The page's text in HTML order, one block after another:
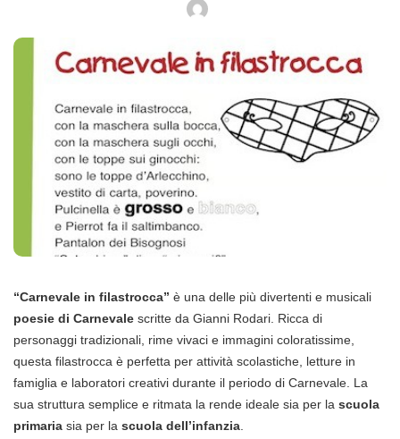
“Carnevale in filastrocca” è una delle più divertenti e musicali
poesie di Carnevale scritte da Gianni Rodari. Ricca di
personaggi tradizionali, rime vivaci e immagini coloratissime,
questa filastrocca è perfetta per attività scolastiche, letture in
famiglia e laboratori creativi durante il periodo di Carnevale. La
sua struttura semplice e ritmata la rende ideale sia per la scuola
primaria sia per la scuola dell’infanzia